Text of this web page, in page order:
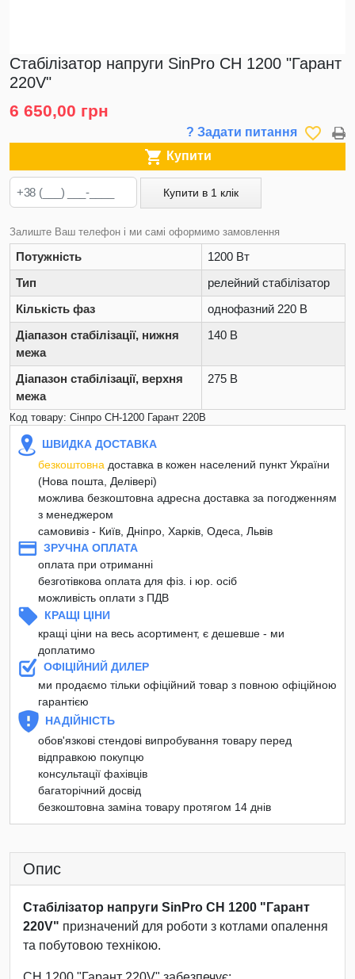
Стабілізатор напруги SinPro СН 1200 "Гарант
220V"
6 650,00 грн
? Задати питання favorite_border
 Купити
Купити в 1 клік
Залиште Ваш телефон і ми самі оформимо замовлення
Потужність
1200 Вт
Тип
релейний стабілізатор
Кількість фаз
однофазний 220 В
Діапазон стабілізації, нижня
межа
140 В
Діапазон стабілізації, верхня
межа
275 В
Код товару: Сінпро СН-1200 Гарант 220В
ШВИДКА ДОСТАВКА
безкоштовна доставка в кожен населений пункт України
(Нова пошта, Делівері)
можлива безкоштовна адресна доставка за погодженням
з менеджером
самовивіз - Київ, Дніпро, Харків, Одеса, Львів
ЗРУЧНА ОПЛАТА
оплата при отриманні
безготівкова оплата для фіз. і юр. осіб
можливість оплати з ПДВ
КРАЩІ ЦІНИ
кращі ціни на весь асортимент, є дешевше - ми
доплатимо
ОФІЦІЙНИЙ ДИЛЕР
ми продаємо тільки офіційний товар з повною офіційною
гарантією
НАДІЙНІСТЬ
обов'язкові стендові випробування товару перед
відправкою покупцю
консультації фахівців
багаторічний досвід
безкоштовна заміна товару протягом 14 днів
Опис
Стабілізатор напруги SinPro СН 1200 "Гарант
220V" призначений для роботи з котлами опалення
та побутовою технікою.